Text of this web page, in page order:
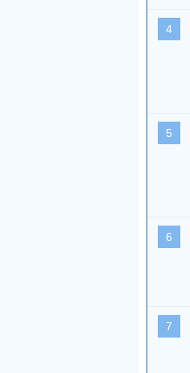
4
5
6
7